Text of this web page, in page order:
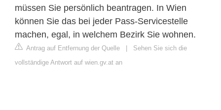
müssen Sie persönlich beantragen. In Wien
können Sie das bei jeder Pass-Servicestelle
machen, egal, in welchem Bezirk Sie wohnen.
Antrag auf Entfernung der Quelle | Sehen Sie sich die
vollständige Antwort auf wien.gv.at an